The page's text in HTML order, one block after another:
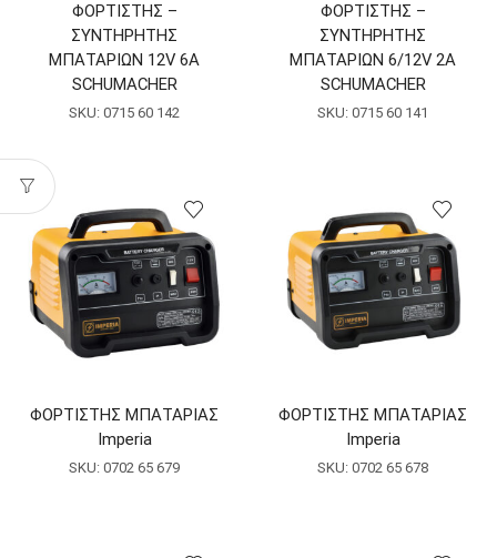
ΦΟΡΤΙΣΤΗΣ –
ΣΥΝΤΗΡΗΤΗΣ
ΜΠΑΤΑΡΙΩΝ 12V 6A
SCHUMACHER
SKU: 0715 60 142
ΦΟΡΤΙΣΤΗΣ –
ΣΥΝΤΗΡΗΤΗΣ
ΜΠΑΤΑΡΙΩΝ 6/12V 2A
SCHUMACHER
SKU: 0715 60 141
ΦΟΡΤΙΣΤΗΣ ΜΠΑΤΑΡΙΑΣ
Imperia
SKU: 0702 65 679
ΦΟΡΤΙΣΤΗΣ ΜΠΑΤΑΡΙΑΣ
Imperia
SKU: 0702 65 678